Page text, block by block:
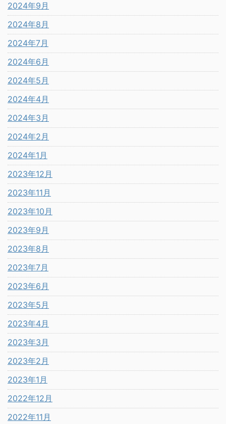
2024年9月
2024年8月
2024年7月
2024年6月
2024年5月
2024年4月
2024年3月
2024年2月
2024年1月
2023年12月
2023年11月
2023年10月
2023年9月
2023年8月
2023年7月
2023年6月
2023年5月
2023年4月
2023年3月
2023年2月
2023年1月
2022年12月
2022年11月